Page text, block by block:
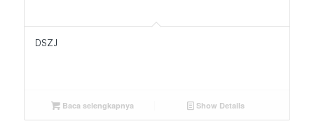
DSZJ
Baca selengkapnya Show Details